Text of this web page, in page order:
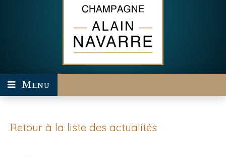
Menu
Retour à la liste des actualités